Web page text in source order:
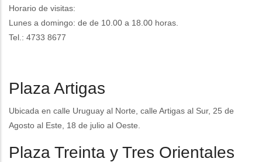
Horario de visitas:
Lunes a domingo: de de 10.00 a 18.00 horas.
Tel.: 4733 8677
Plaza Artigas
Ubicada en calle Uruguay al Norte, calle Artigas al Sur, 25 de
Agosto al Este, 18 de julio al Oeste.
Plaza Treinta y Tres Orientales